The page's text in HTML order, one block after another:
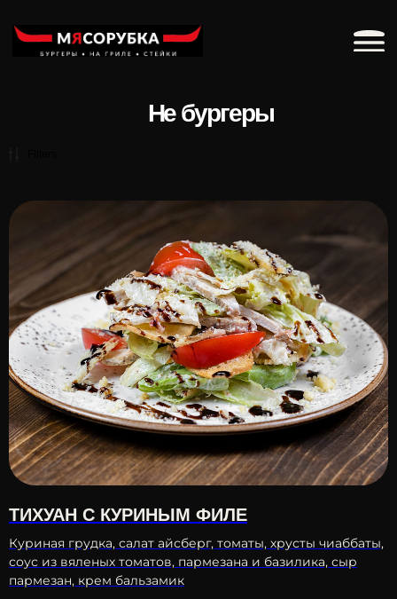
Забронировать
ТИХУАН С КУРИНЫМ ФИЛЕ
Куриная грудка, салат айсберг, томаты, хрусты чиаббаты,
соус из вяленых томатов, пармезана и базилика, сыр
пармезан, крем бальзамик
Фудтрак рядом с Газпром Ареной
большие и сытные блины от команды «Мясорубка».
Блины с мраморной говядиной. Фарш готовится на
производстве «Мясорубки» из того же мяса, что используют для